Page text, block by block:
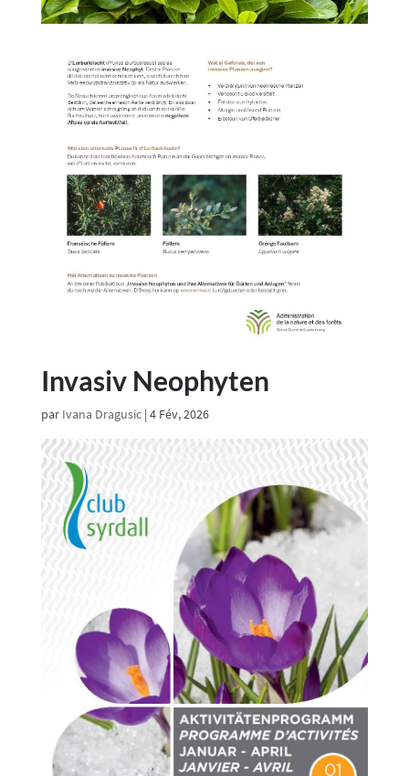
Invasiv Neophyten
par Ivana Dragusic| 4 Fév, 2026